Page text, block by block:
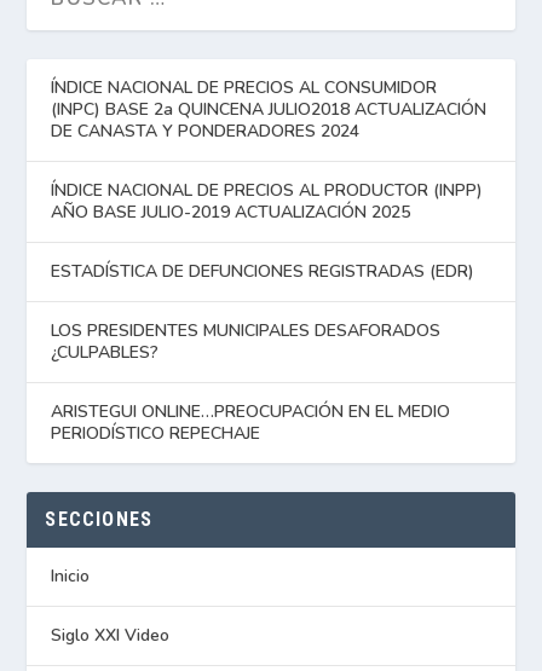
ÍNDICE NACIONAL DE PRECIOS AL CONSUMIDOR
(INPC) BASE 2a QUINCENA JULIO2018 ACTUALIZACIÓN
DE CANASTA Y PONDERADORES 2024
ÍNDICE NACIONAL DE PRECIOS AL PRODUCTOR (INPP)
AÑO BASE JULIO-2019 ACTUALIZACIÓN 2025
ESTADÍSTICA DE DEFUNCIONES REGISTRADAS (EDR)
LOS PRESIDENTES MUNICIPALES DESAFORADOS
¿CULPABLES?
ARISTEGUI ONLINE…PREOCUPACIÓN EN EL MEDIO
PERIODÍSTICO REPECHAJE
SECCIONES
Inicio
Siglo XXI Video